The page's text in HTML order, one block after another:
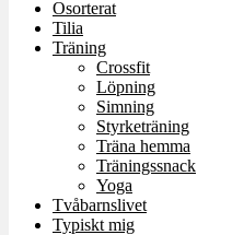
Osorterat
Tilia
Träning
Crossfit
Löpning
Simning
Styrketräning
Träna hemma
Träningssnack
Yoga
Tvåbarnslivet
Typiskt mig